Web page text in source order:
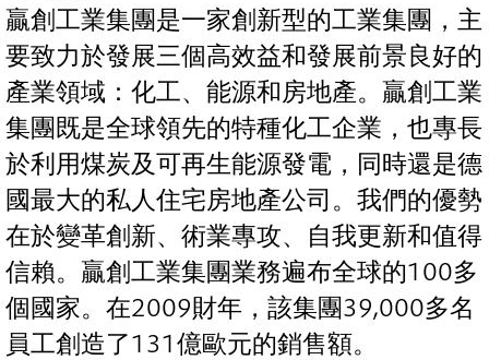
贏創工業集團是一家創新型的工業集團，主
要致力於發展三個高效益和發展前景良好的
產業領域：化工、能源和房地產。贏創工業
集團既是全球領先的特種化工企業，也專長
於利用煤炭及可再生能源發電，同時還是德
國最大的私人住宅房地產公司。我們的優勢
在於變革創新、術業專攻、自我更新和值得
信賴。贏創工業集團業務遍布全球的100多
個國家。在2009財年，該集團39,000多名
員工創造了131億歐元的銷售額。